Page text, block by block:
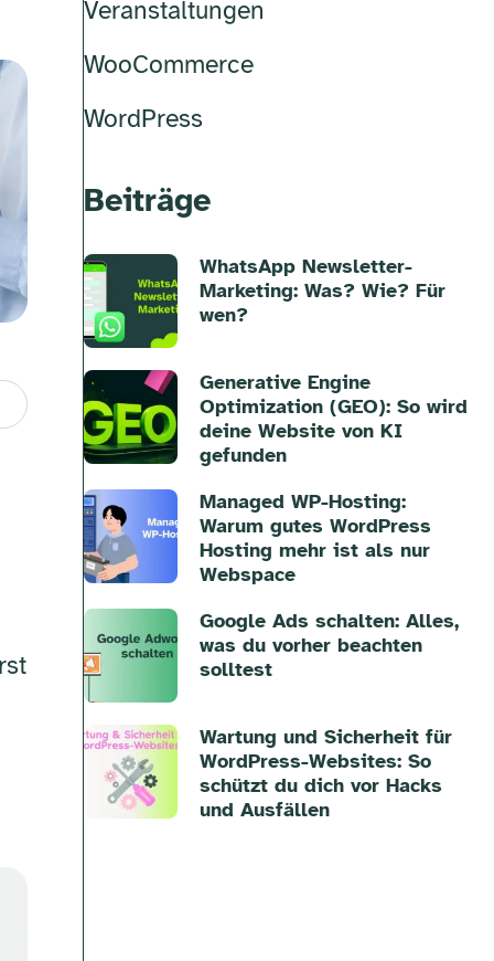
Veranstaltungen
WooCommerce
WordPress
Beiträge
WhatsApp Newsletter-
Marketing: Was? Wie? Für
wen?
Generative Engine
Optimization (GEO): So wird
deine Website von KI
gefunden
Managed WP-Hosting:
Warum gutes WordPress
Hosting mehr ist als nur
Webspace
Google Ads schalten: Alles,
was du vorher beachten
solltest
Wartung und Sicherheit für
WordPress-Websites: So
schützt du dich vor Hacks
und Ausfällen